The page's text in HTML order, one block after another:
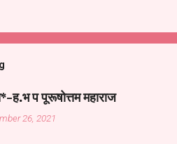
ह.भ प पूरूषोत्तम महाराज
26, 2021